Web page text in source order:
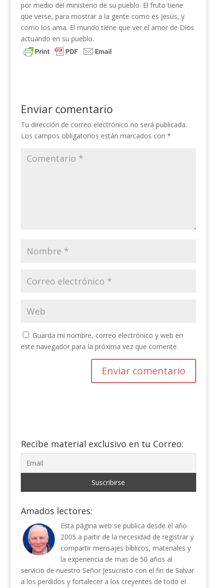
por medio del ministerio de su pueblo. El fruto tiene
que verse, para mostrar a la gente como es Jesús, y
como los ama. El mundo tiene que ver el amor de Dios
actuando en su pueblo.
Enviar comentario
Tu dirección de correo electrónico no será publicada.
Los campos obligatorios están marcados con *
Guarda mi nombre, correo electrónico y web en
este navegador para la próxima vez que comente.
Recibe material exclusivo en tu Correo:
Amados lectores:
Esta página web se publica desde el año
2005 a partir de la necesidad de registrar y
compartir mensajes bíblicos, materiales y
la experiencia de mas de 50 años al
servicio de nuestro Señor Jesucristo con el fin de Salvar
a los perdidos y fortalecer a los creyentes de todo el